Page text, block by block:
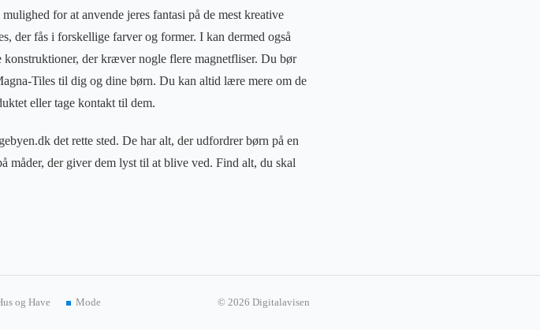
for at anvende jeres fantasi på de mest kreative
der fås i forskellige farver og former. I kan dermed også
der kræver nogle flere magnetfliser. Du bør
Tiles til dig og dine børn. Du kan altid lære mere om de
eller tage kontakt til dem.
det rette sted. De har alt, der udfordrer børn på en
måder, der giver dem lyst til at blive ved. Find alt, du skal
og Have Mode © 2026 Digitalavisen